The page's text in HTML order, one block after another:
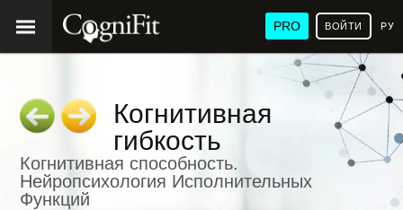
PRO ВОЙТИ
Когнитивная
гибкость
Когнитивная cпособность.
Нейропсихология Исполнительных
Функций